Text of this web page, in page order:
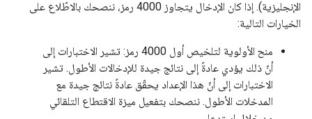
الإنجليزية). إذا كان الإدخال يتجاوز 4000 رمز، ننصحك بالاطّلاع على
الخيارات التالية:
منح الأولوية لتلخيص أول 4000 رمز: تشير الاختبارات إلى
أنّ ذلك يؤدي عادةً إلى نتائج جيدة للإدخالات الأطول. تشير
الاختبارات إلى أنّ هذا الإعداد يحقّق عادةً نتائج جيدة مع
المدخلات الأطول. ننصحك بتفعيل ميزة الاقتطاع التلقائي